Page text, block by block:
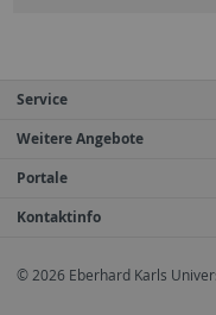
Service
Weitere Angebote
Portale
Kontaktinfo
© 2026 Eberhard Karls